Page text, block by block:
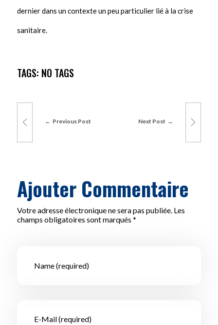
dernier dans un contexte un peu particulier lié à la crise
sanitaire.
TAGS: NO TAGS
Previous Post Next Post
Ajouter Commentaire
Votre adresse électronique ne sera pas publiée. Les
champs obligatoires sont marqués *